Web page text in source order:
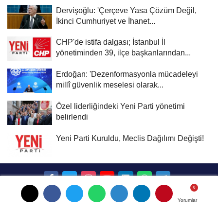
Yorumlar
Yorumlar
Dervişoğlu: 'Çerçeve Yasa Çözüm Değil,
İkinci Cumhuriyet ve İhanet...
CHP'de istifa dalgası; İstanbul İl
yönetiminden 39, ilçe başkanlarından...
Erdoğan: 'Dezenformasyonla mücadeleyi
millî güvenlik meselesi olarak...
Özel liderliğindeki Yeni Parti yönetimi
belirlendi
Yeni Parti Kuruldu, Meclis Dağılımı Değişti!
Künye İletişim Çerez Politikası Gizlilik İlkeleri